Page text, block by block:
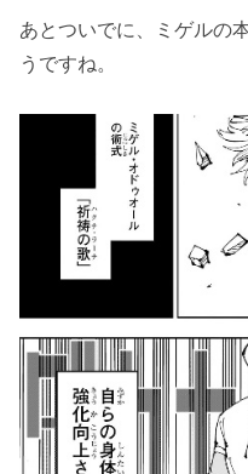
あとついでに、ミゲルの
うですね。